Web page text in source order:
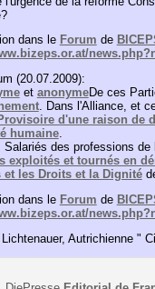
dans le Forum de
(20.07.2009):
et anonymeDe ces
. Dans l'Alliance, et
d'une raison de
humaine.
Salariés des professions
exploités et tournés en
et les Droits et la Dignité
dans le Forum de
Autrichienne "